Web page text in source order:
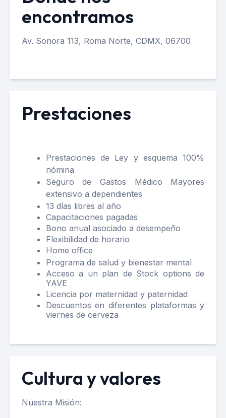
encontramos
Av. Sonora 113, Roma Norte, CDMX, 06700
Prestaciones
Prestaciones de Ley y esquema 100%
nómina
Seguro de Gastos Médico Mayores
extensivo a dependientes
13 días libres al año
Capacitaciones pagadas
Bono anual asociado a desempeño
Flexibilidad de horario
Home office
Programa de salud y bienestar mental
Acceso a un plan de Stock options de
YAVE
Licencia por maternidad y paternidad
Descuentos en diferentes plataformas y
viernes de cerveza
Cultura y valores
Nuestra Misión: